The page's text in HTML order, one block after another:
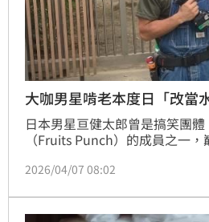
大咖男星啃老本度日「改當
日本男星亘健太郎曾是搞笑團體
（Fruits Punch）的成員之一
家活口也考取水電工執照，最新
2026/04/07 08:02